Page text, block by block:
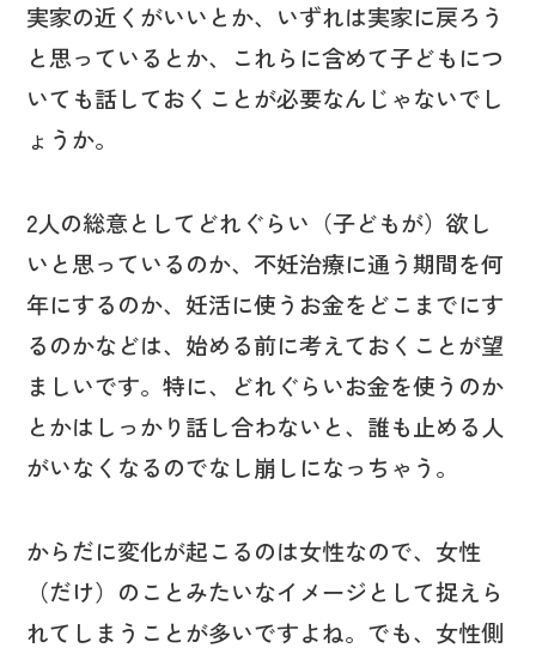
実家の近くがいいとか、いずれは実家に戻ろう
と思っているとか、これらに含めて子どもにつ
いても話しておくことが必要なんじゃないでし
ょうか。
2人の総意としてどれぐらい（子どもが）欲し
いと思っているのか、不妊治療に通う期間を何
年にするのか、妊活に使うお金をどこまでにす
るのかなどは、始める前に考えておくことが望
ましいです。特に、どれぐらいお金を使うのか
とかはしっかり話し合わないと、誰も止める人
がいなくなるのでなし崩しになっちゃう。
からだに変化が起こるのは女性なので、女性
（だけ）のことみたいなイメージとして捉えら
れてしまうことが多いですよね。でも、女性側